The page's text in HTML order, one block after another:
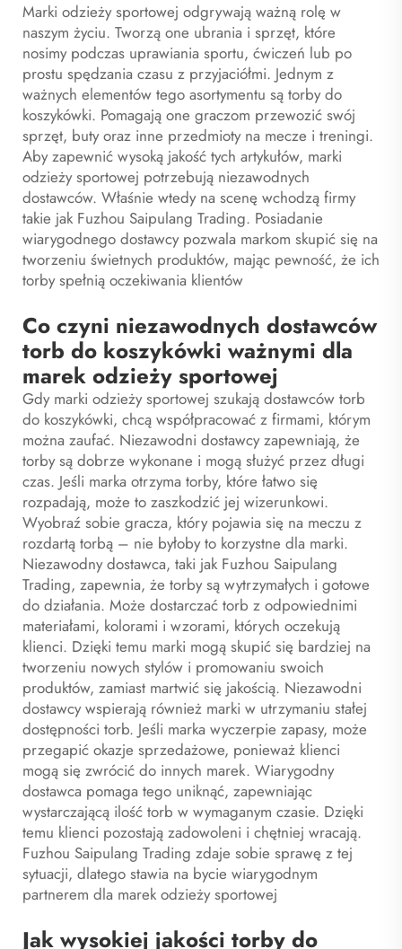
Marki odzieży sportowej odgrywają ważną rolę w
naszym życiu. Tworzą one ubrania i sprzęt, które
nosimy podczas uprawiania sportu, ćwiczeń lub po
prostu spędzania czasu z przyjaciółmi. Jednym z
ważnych elementów tego asortymentu są torby do
koszykówki. Pomagają one graczom przewozić swój
sprzęt, buty oraz inne przedmioty na mecze i treningi.
Aby zapewnić wysoką jakość tych artykułów, marki
odzieży sportowej potrzebują niezawodnych
dostawców. Właśnie wtedy na scenę wchodzą firmy
takie jak Fuzhou Saipulang Trading. Posiadanie
wiarygodnego dostawcy pozwala markom skupić się na
tworzeniu świetnych produktów, mając pewność, że ich
torby spełnią oczekiwania klientów
Co czyni niezawodnych dostawców
torb do koszykówki ważnymi dla
marek odzieży sportowej
Gdy marki odzieży sportowej szukają dostawców torb
do koszykówki, chcą współpracować z firmami, którym
można zaufać. Niezawodni dostawcy zapewniają, że
torby są dobrze wykonane i mogą służyć przez długi
czas. Jeśli marka otrzyma torby, które łatwo się
rozpadają, może to zaszkodzić jej wizerunkowi.
Wyobraź sobie gracza, który pojawia się na meczu z
rozdartą torbą – nie byłoby to korzystne dla marki.
Niezawodny dostawca, taki jak Fuzhou Saipulang
Trading, zapewnia, że torby są wytrzymałych i gotowe
do działania. Może dostarczać torb z odpowiednimi
materiałami, kolorami i wzorami, których oczekują
klienci. Dzięki temu marki mogą skupić się bardziej na
tworzeniu nowych stylów i promowaniu swoich
produktów, zamiast martwić się jakością. Niezawodni
dostawcy wspierają również marki w utrzymaniu stałej
dostępności torb. Jeśli marka wyczerpie zapasy, może
przegapić okazje sprzedażowe, ponieważ klienci
mogą się zwrócić do innych marek. Wiarygodny
dostawca pomaga tego uniknąć, zapewniając
wystarczającą ilość torb w wymaganym czasie. Dzięki
temu klienci pozostają zadowoleni i chętniej wracają.
Fuzhou Saipulang Trading zdaje sobie sprawę z tej
sytuacji, dlatego stawia na bycie wiarygodnym
partnerem dla marek odzieży sportowej
Jak wysokiej jakości torby do